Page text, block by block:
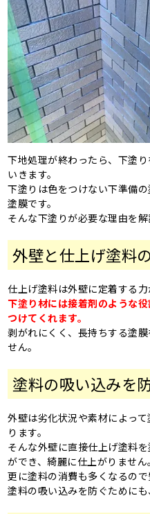
下地処理が終わったら、下塗
いきます。
下塗りは色をつけない下準備
塗膜です。
そんな下塗りが必要な理由を解
外壁と仕上げ塗料
仕上げ塗料は外壁に定着する力
下塗り材には接着剤のような
つけてくれます。
剥がれにくく、長持ちする塗
せん。
塗料の吸い込みを
外壁は劣化状況や素材によっ
ります。
そんな外壁に直接仕上げ塗料
ができ、綺麗に仕上がりません。
更に塗料の消費も多くなるので
塗料の吸い込みを防ぐためにも